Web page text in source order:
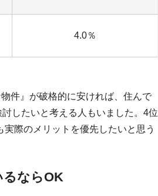
4.0％
件』が破格的に安ければ、住んで
したいと考える人もいました。4位
際のメリットを優先したいと思う
るならOK